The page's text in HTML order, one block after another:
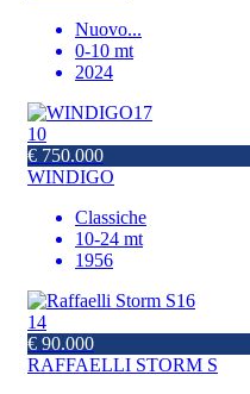
Nuovo...
0-10 mt
2024
10
€ 750.000
WINDIGO
Classiche
10-24 mt
1956
14
€ 90.000
RAFFAELLI STORM S